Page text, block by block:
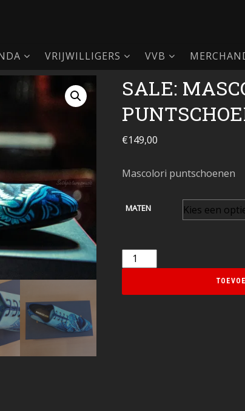
VRIJWILLIGERS VVB
SALE:
€149,00
Mascolori puntschoenen
MATEN